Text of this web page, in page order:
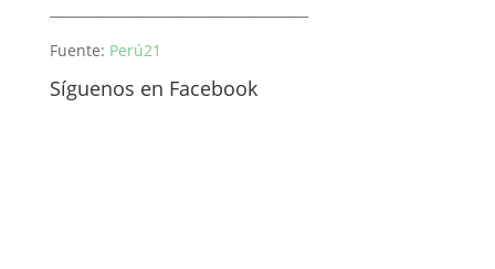
Fuente: Perú21
Síguenos en Facebook